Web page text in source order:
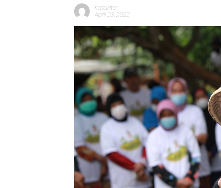
Katakita
April 23, 2022